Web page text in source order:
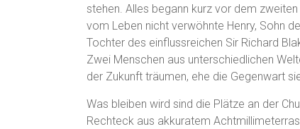
stehen. Alles begann kurz vor dem
vom Leben nicht verwöhnte Henry, Sohn
Tochter des einflussreichen Sir Richard
Zwei Menschen aus unterschiedlichen
der Zukunft träumen, ehe die Gegenwart
Was bleiben wird sind die Plätze an der
Rechteck aus akkuratem